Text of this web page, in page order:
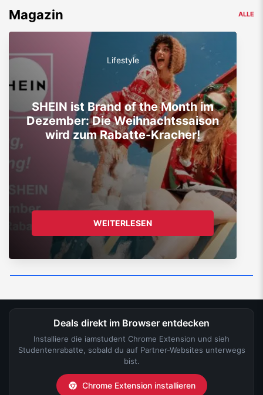
Magazin ALLE
Lifestyle
SHEIN ist Brand of the Month im
Dezember: Die Weihnachtssaison
wird zum Rabatte-Kracher!
WEITERLESEN
Deals direkt im Browser entdecken
Installiere die iamstudent Chrome Extension und sieh
Studentenrabatte, sobald du auf Partner-Websites unterwegs
bist.
Chrome Extension installieren